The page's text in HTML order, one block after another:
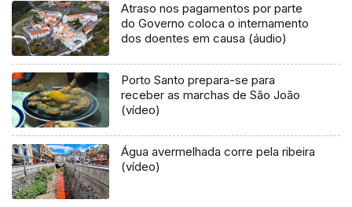
Atraso nos pagamentos por parte
do Governo coloca o internamento
dos doentes em causa (áudio)
Porto Santo prepara-se para
receber as marchas de São João
(vídeo)
Água avermelhada corre pela ribeira
(vídeo)